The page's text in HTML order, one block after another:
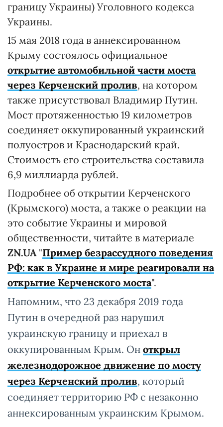
границу Украины) Уголовного кодекса
Украины.
15 мая 2018 года в аннексированном
Крыму состоялось официальное
открытие автомобильной части моста
через Керченский пролив, на котором
также присутствовал Владимир Путин.
Мост протяженностью 19 километров
соединяет оккупированный украинский
полуостров и Краснодарский край.
Стоимость его строительства составила
6,9 миллиарда рублей.
Подробнее об открытии Керченского
(Крымского) моста, а также о реакции на
это событие Украины и мировой
общественности, читайте в материале
ZN.UA"Пример безрассудного поведения
РФ: как в Украине и мире реагировали на
открытие Керченского моста".
Напомним, что 23 декабря 2019 года
Путин в очередной раз нарушил
украинскую границу и приехал в
оккупированным Крым. Он открыл
железнодорожное движение по мосту
через Керченский пролив, который
соединяет территорию РФ с незаконно
аннексированным украинским Крымом.